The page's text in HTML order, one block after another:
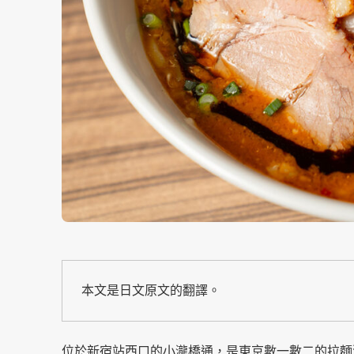
本文是日文原文的翻譯。
位於新宿站西口的小瀧橋通，是東京數一數二的拉